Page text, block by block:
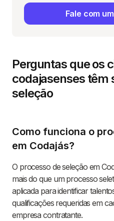
Perguntas que os
codajasenses têm
seleção
Como funciona o
em Codajás?
O processo de seleção em
mais do que um processo
aplicada para identificar
qualificações requeridas em
empresa contratante.
Fale com